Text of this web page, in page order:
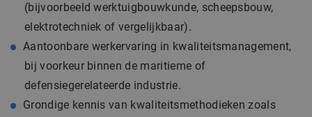
(bijvoorbeeld werktuigbouwkunde, scheepsbouw,
elektrotechniek of vergelijkbaar).
Aantoonbare werkervaring in kwaliteitsmanagement,
bij voorkeur binnen de maritieme of
defensiegerelateerde industrie.
Grondige kennis van kwaliteitsmethodieken zoals